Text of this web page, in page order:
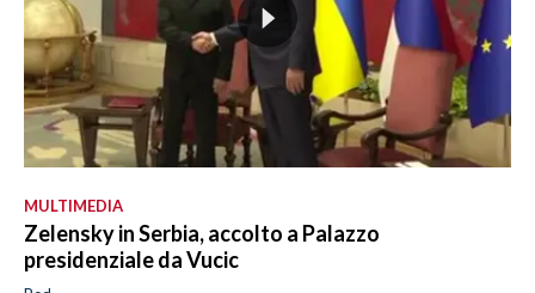
MULTIMEDIA
Zelensky in Serbia, accolto a Palazzo
presidenziale da Vucic